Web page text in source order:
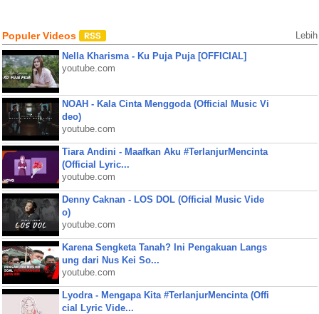
Populer Videos Lebih
Nella Kharisma - Ku Puja Puja [OFFICIAL]
youtube.com
NOAH - Kala Cinta Menggoda (Official Music Vi
deo)
youtube.com
Tiara Andini - Maafkan Aku #TerlanjurMencinta
(Official Lyric...
youtube.com
Denny Caknan - LOS DOL (Official Music Vide
o)
youtube.com
Karena Sengketa Tanah? Ini Pengakuan Langs
ung dari Nus Kei So...
youtube.com
Lyodra - Mengapa Kita #TerlanjurMencinta (Offi
cial Lyric Vide...